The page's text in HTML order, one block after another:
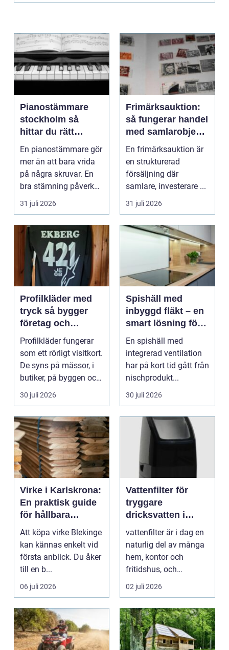
Pianostämmare
stockholm så
hittar du rätt
expert för ditt
piano
En pianostämmare gör
mer än att bara vrida
på några skruvar. En
bra stämning påverkar
hur pianot låt...
31 juli 2026
Frimärksauktion:
så fungerar handel
med samlarobjekt i
praktiken
En frimärksauktion är
en strukturerad
försäljning där
samlare, investerare ...
31 juli 2026
Profilkläder med
tryck så bygger
företag och
klubbar en
starkare identitet
Profilkläder fungerar
som ett rörligt visitkort.
De syns på mässor, i
butiker, på byggen och
längs v...
30 juli 2026
Spishäll med
inbyggd fläkt – en
smart lösning för
moderna kök
En spishäll med
integrerad ventilation
har på kort tid gått från
nischprodukt...
30 juli 2026
Virke i Karlskrona:
En praktisk guide
för hållbara
byggprojekt
Att köpa virke Blekinge
kan kännas enkelt vid
första anblick. Du åker
till en b...
06 juli 2026
Vattenfilter för
tryggare
dricksvatten i
vardagen
vattenfilter är i dag en
naturlig del av många
hem, kontor och
fritidshus, och
intresset ökar för va...
02 juli 2026